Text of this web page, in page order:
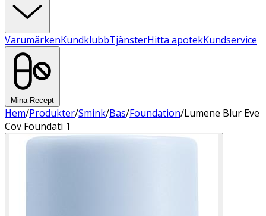
VarumärkenKundklubbTjänsterHitta apotekKundservice
Mina Recept
Hem/Produkter/Smink/Bas/Foundation/Lumene Blur Eve
Cov Foundati 1